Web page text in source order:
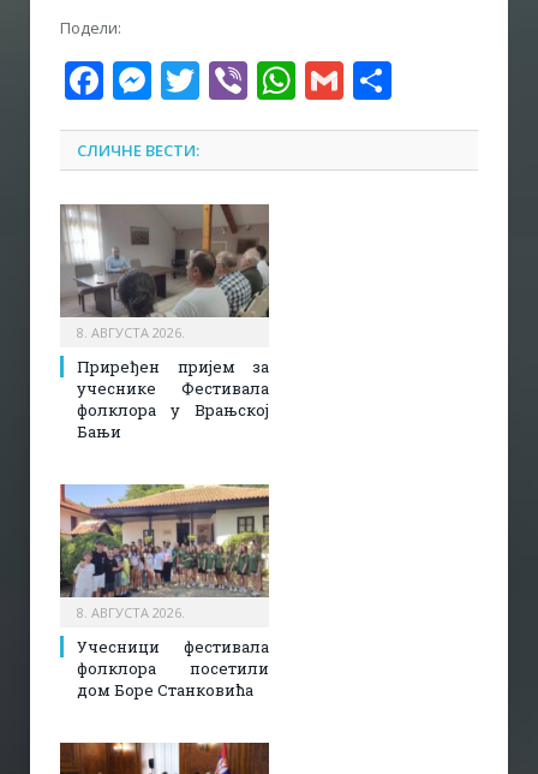
Подели:
Facebook
Messenger
Twitter
ViberWhatsApp
Gmail
СЛИЧНЕ ВЕСТИ:
8. АВГУСТА 2026.
Приређен пријем за
учеснике Фестивала
фолклора у Врањској
Бањи
8. АВГУСТА 2026.
Учесници фестивала
фолклора посетили
дом Боре Станковића